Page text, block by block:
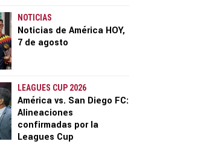
NOTICIAS
Noticias de América HOY,
7 de agosto
LEAGUES CUP 2026
América vs. San Diego FC:
Alineaciones
confirmadas por la
Leagues Cup